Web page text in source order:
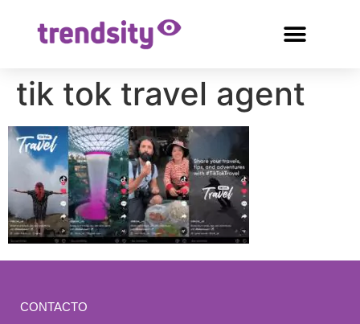
tik tok travel agent
CONTACTO